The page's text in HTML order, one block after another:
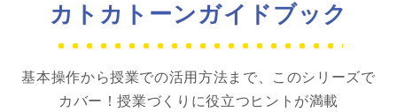
カトカトーンガイドブック
基本操作から授業での活用方法まで、このシリーズで
カバー！授業づくりに役立つヒントが満載